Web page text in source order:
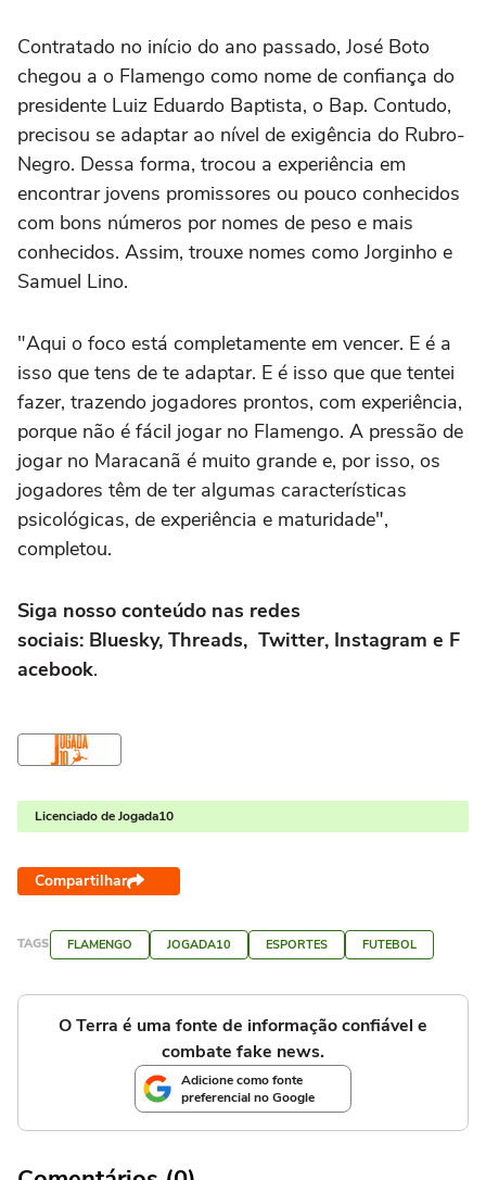
Contratado no início do ano passado, José Boto
chegou a o Flamengo como nome de confiança do
presidente Luiz Eduardo Baptista, o Bap. Contudo,
precisou se adaptar ao nível de exigência do Rubro-
Negro. Dessa forma, trocou a experiência em
encontrar jovens promissores ou pouco conhecidos
com bons números por nomes de peso e mais
conhecidos. Assim, trouxe nomes como Jorginho e
Samuel Lino.
"Aqui o foco está completamente em vencer. E é a
isso que tens de te adaptar. E é isso que que tentei
fazer, trazendo jogadores prontos, com experiência,
porque não é fácil jogar no Flamengo. A pressão de
jogar no Maracanã é muito grande e, por isso, os
jogadores têm de ter algumas características
psicológicas, de experiência e maturidade",
completou.
Siga nosso conteúdo nas redes
sociais: Bluesky, Threads, Twitter, Instagram e F
acebook.
Licenciado de Jogada10
Compartilhar
TAGS FLAMENGO JOGADA10 ESPORTES FUTEBOL
O Terra é uma fonte de informação confiável e
combate fake news.
Adicione como fonte
preferencial no Google